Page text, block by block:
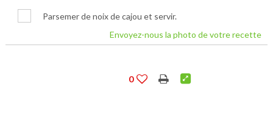
Parsemer de noix de cajou et servir.
Envoyez-nous la photo de votre recette
0